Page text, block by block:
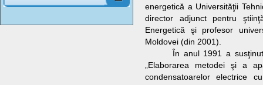
energetică a Universităţii
director adjunct pentru
Energetică şi profesor
Moldovei (din 2001).
În anul 1991 a
„Elaborarea metodei şi a
condensatoarelor electrice